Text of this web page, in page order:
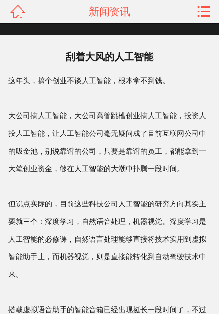
关于我们
产品展示
新闻资讯
工程案例
荣誉资质
 新闻资讯 
刮着大风的人工智能
这年头，搞个创业不谈人工智能，根本拿不到钱。
大公司搞人工智能，大公司高管跳槽创业搞人工智能，投资人
投人工智能，让人工智能公司毫无疑问成了目前互联网公司中
的吸金池，别说靠谱的公司，只要是靠谱的员工，都能拿到一
大笔创业资金，够在人工智能的大潮中扑腾一段时间。
但说点实际的，目前这些科技公司人工智能的研究方向其实主
要就三个：深度学习，自然语音处理，机器视觉。深度学习是
人工智能的必修课，自然语言处理能够直接将技术实用到虚拟
智能助手上，而机器视觉，则是直接能转化到自动驾驶技术中
来。
搭载虚拟语音助手的智能音箱已经出现挺长一段时间了，不过